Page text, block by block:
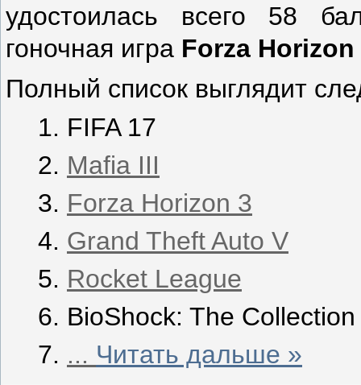
удостоилась всего 58
гоночная игра Forza Horizon
Полный список выглядит
FIFA 17
Mafia III
Forza Horizon 3
Grand Theft Auto V
Rocket League
BioShock: The Collection
... Читать дальше »